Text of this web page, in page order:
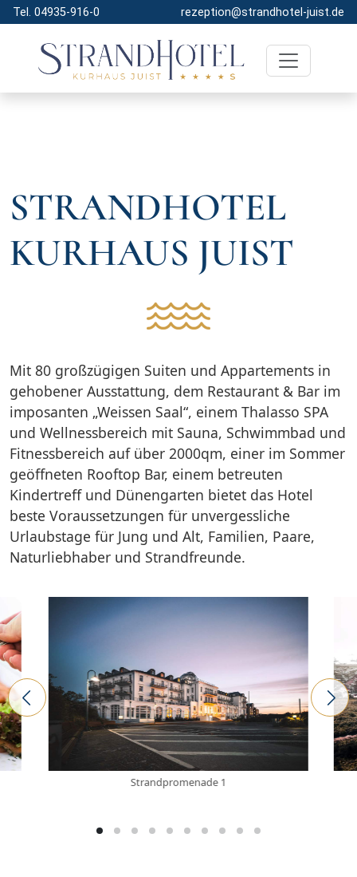
Tel. 04935-916-0 rezeption@strandhotel-juist.de
STRANDHOTEL
KURHAUS JUIST
Mit 80 großzügigen Suiten und Appartements in
gehobener Ausstattung, dem Restaurant & Bar im
imposanten „Weissen Saal“, einem Thalasso SPA
und Wellnessbereich mit Sauna, Schwimmbad und
Fitnessbereich auf über 2000qm, einer im Sommer
geöffneten Rooftop Bar, einem betreuten
Kindertreff und Dünengarten bietet das Hotel
beste Voraussetzungen für unvergessliche
Urlaubstage für Jung und Alt, Familien, Paare,
Naturliebhaber und Strandfreunde.
Strandpromenade 1